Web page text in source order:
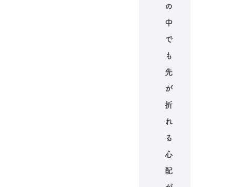
の
中
で
も
先
が
折
れ
る
心
配